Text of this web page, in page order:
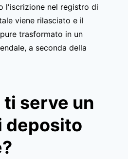
l'iscrizione nel registro di
viene rilasciato e il
trasformato in un
a seconda della
ti serve un
deposito